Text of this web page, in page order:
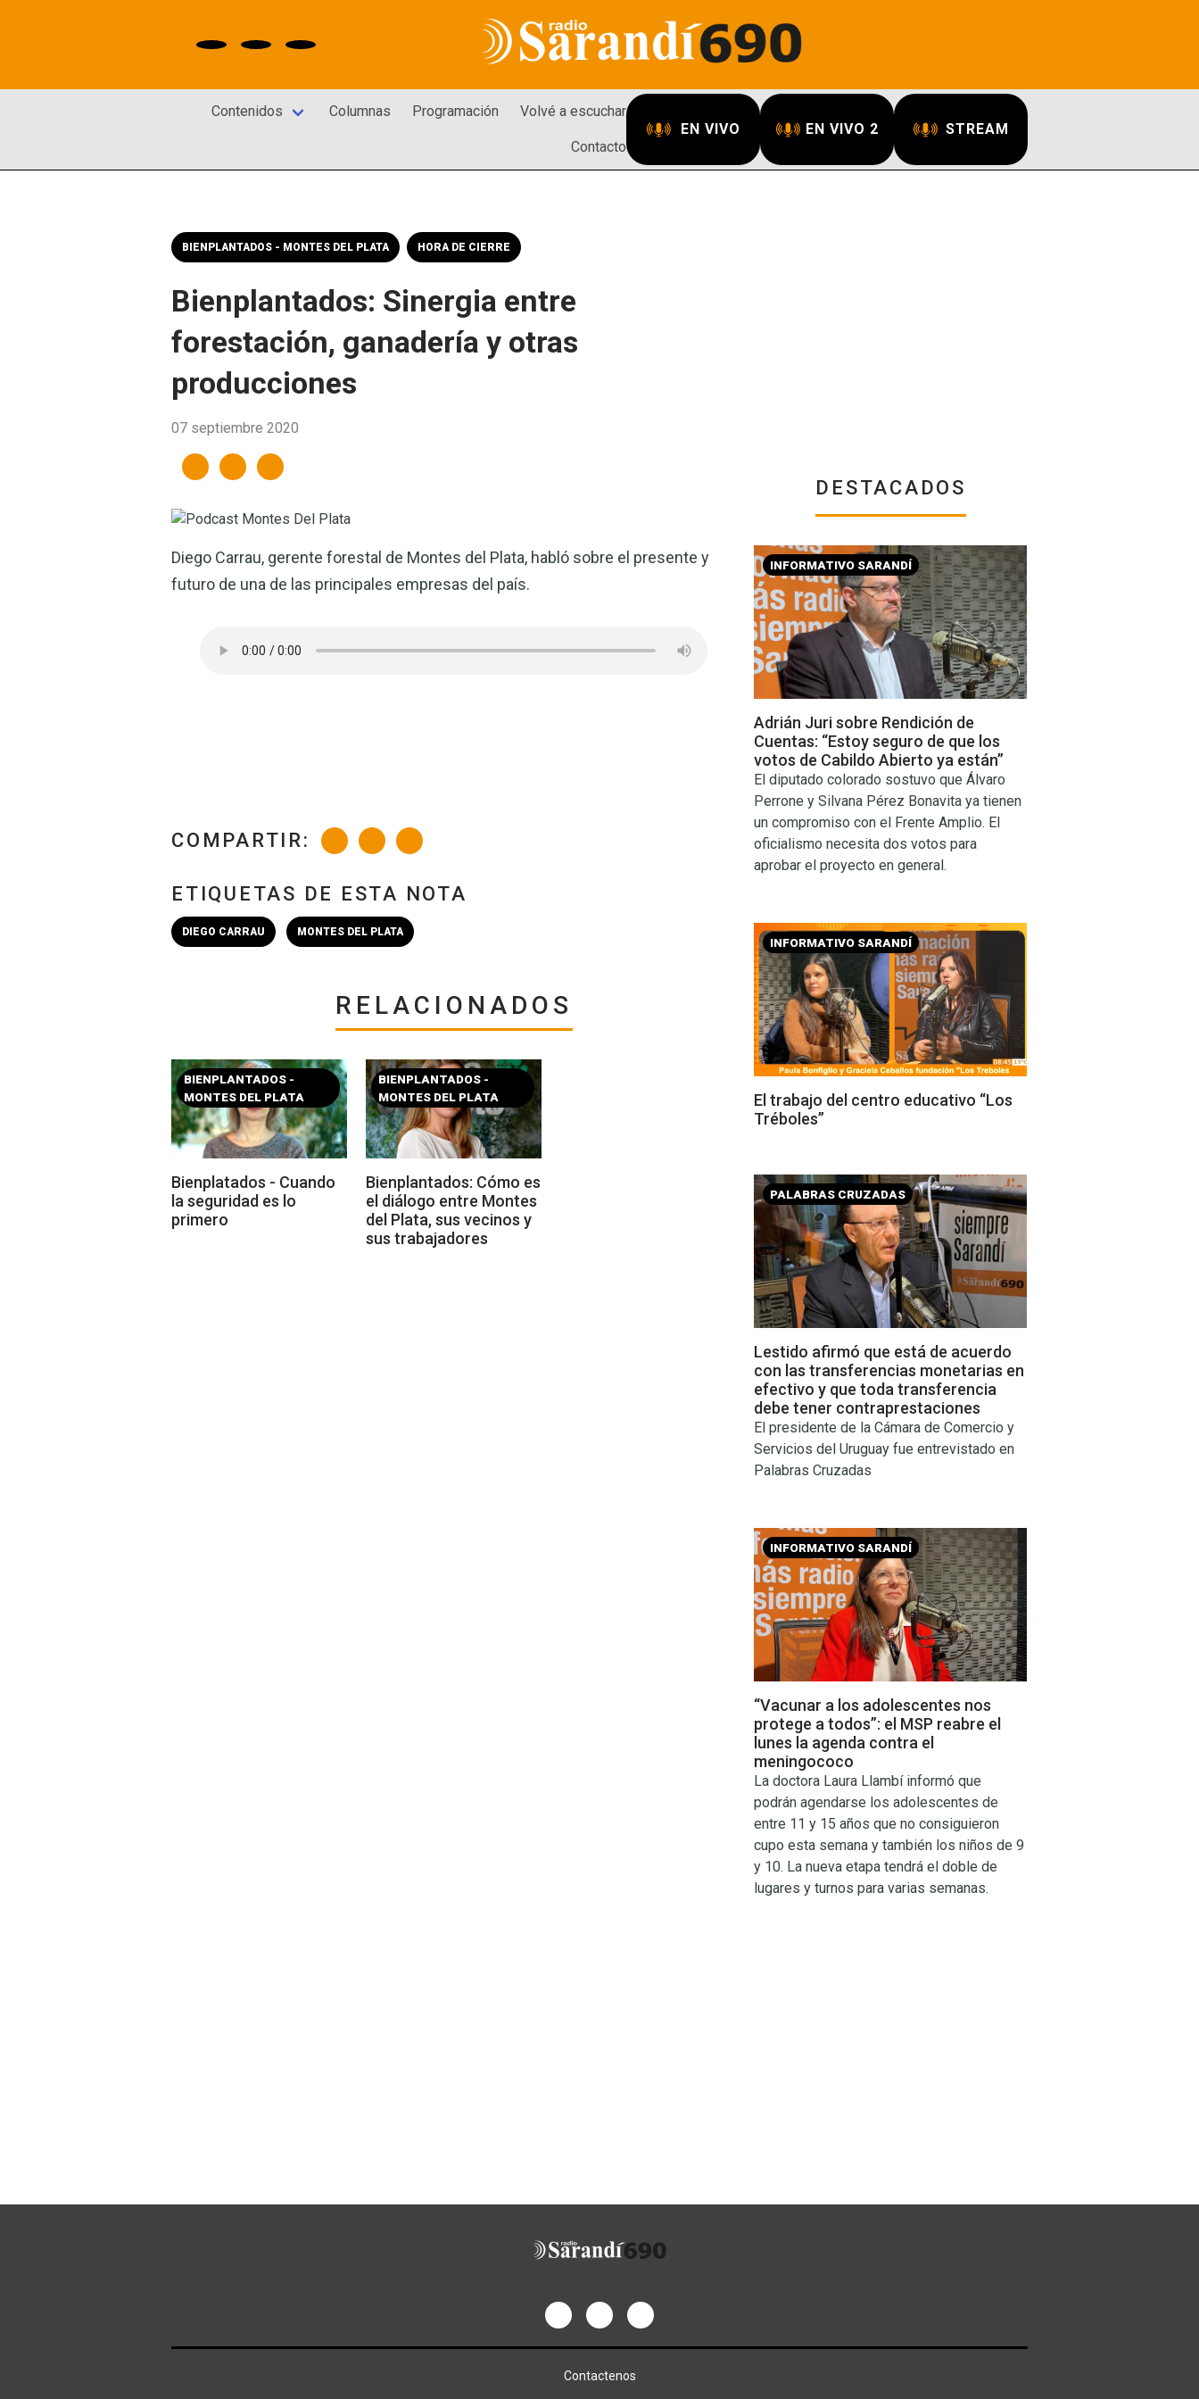
Contenidos Columnas Programación Volvé a escuchar
Contacto
EN VIVO EN VIVO 2 STREAM
BIENPLANTADOS - MONTES DEL PLATA HORA DE CIERRE
Bienplantados: Sinergia entre
forestación, ganadería y otras
producciones
07 septiembre 2020
Diego Carrau, gerente forestal de Montes del Plata, habló sobre el presente y
futuro de una de las principales empresas del país.
COMPARTIR:
ETIQUETAS DE ESTA NOTA
DIEGO CARRAU MONTES DEL PLATA
RELACIONADOS
BIENPLANTADOS -
MONTES DEL PLATA
Bienplatados - Cuando
la seguridad es lo
primero
BIENPLANTADOS -
MONTES DEL PLATA
Bienplantados: Cómo es
el diálogo entre Montes
del Plata, sus vecinos y
sus trabajadores
DESTACADOS
INFORMATIVO SARANDÍ
Adrián Juri sobre Rendición de
Cuentas: “Estoy seguro de que los
votos de Cabildo Abierto ya están”
El diputado colorado sostuvo que Álvaro
Perrone y Silvana Pérez Bonavita ya tienen
un compromiso con el Frente Amplio. El
oficialismo necesita dos votos para
aprobar el proyecto en general.
INFORMATIVO SARANDÍ
El trabajo del centro educativo “Los
Tréboles”
PALABRAS CRUZADAS
Lestido afirmó que está de acuerdo
con las transferencias monetarias en
efectivo y que toda transferencia
debe tener contraprestaciones
El presidente de la Cámara de Comercio y
Servicios del Uruguay fue entrevistado en
Palabras Cruzadas
INFORMATIVO SARANDÍ
“Vacunar a los adolescentes nos
protege a todos”: el MSP reabre el
lunes la agenda contra el
meningococo
La doctora Laura Llambí informó que
podrán agendarse los adolescentes de
entre 11 y 15 años que no consiguieron
cupo esta semana y también los niños de 9
y 10. La nueva etapa tendrá el doble de
lugares y turnos para varias semanas.
Contactenos